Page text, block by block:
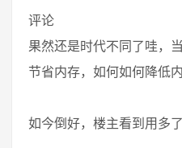
评论
果然还是时代不同了哇，
节省内存，如何如何降低内
如今倒好，楼主看到用多